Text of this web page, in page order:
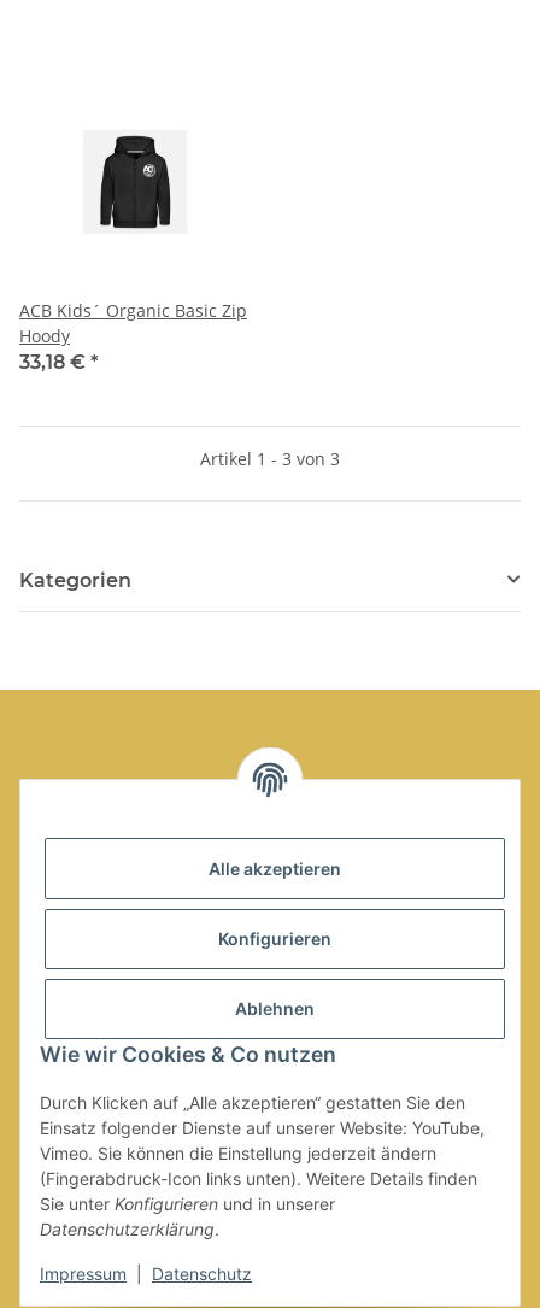
Alle akzeptieren
Konfigurieren
Ablehnen
Wie wir Cookies & Co nutzen
Durch Klicken auf „Alle akzeptieren“ gestatten Sie den
Einsatz folgender Dienste auf unserer Website: YouTube,
Vimeo. Sie können die Einstellung jederzeit ändern
(Fingerabdruck-Icon links unten). Weitere Details finden
Sie unter Konfigurieren und in unserer
Datenschutzerklärung.
Impressum Datenschutz
ACB Kids´ Organic Basic Zip
Hoody
33,18 € *
Artikel 1 - 3 von 3
Kategorien
AC Bavaria Goldbach
Telefax: 06021 / 45 30 395
E-Mail:vorstand@ac-goldbach.de
Gesetzliche Informationen